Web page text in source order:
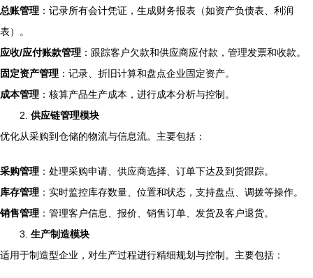
总账管理 ：记录所有会计凭证，生成财务报表（如资产负债表、利润
表）。
应收/应付账款管理 ：跟踪客户欠款和供应商应付款，管理发票和收款。
固定资产管理 ：记录、折旧计算和盘点企业固定资产。
成本管理 ：核算产品生产成本，进行成本分析与控制。
2. 供应链管理模块
优化从采购到仓储的物流与信息流。主要包括：
采购管理 ：处理采购申请、供应商选择、订单下达及到货跟踪。
库存管理 ：实时监控库存数量、位置和状态，支持盘点、调拨等操作。
销售管理 ：管理客户信息、报价、销售订单、发货及客户退货。
3. 生产制造模块
适用于制造型企业，对生产过程进行精细规划与控制。主要包括：